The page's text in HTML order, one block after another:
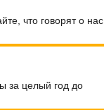
что говорят о нас
за целый год до